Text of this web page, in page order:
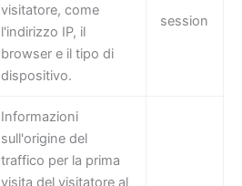
visitatore, come
l'indirizzo IP, il
browser e il tipo di
dispositivo.
session
Informazioni
sull'origine del
traffico per la prima
visita del visitatore al